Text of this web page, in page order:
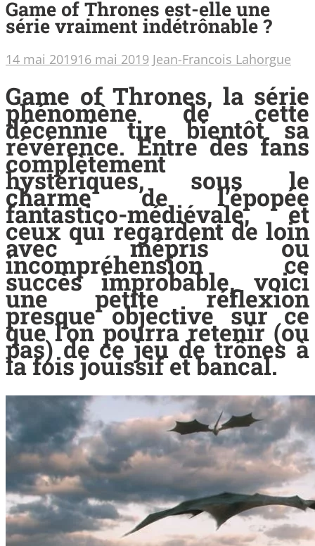
Game of Thrones est-elle une
série vraiment indétrônable ?
14 mai 201916 mai 2019 Jean-Francois Lahorgue
Game of Thrones, la série
phénomène de cette
décennie tire bientôt sa
révérence. Entre des fans
complètement
hystériques, sous le
charme de l’épopée
fantastico-médiévale, et
ceux qui regardent de loin
avec mépris ou
incompréhension ce
succès improbable, voici
une petite réflexion
presque objective sur ce
que l’on pourra retenir (ou
pas) de ce jeu de trônes à
la fois jouissif et bancal.